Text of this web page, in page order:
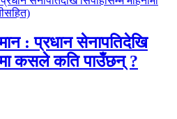
: प्रधान सेनापतिदेखि
कसले कति पाउँछन् ?